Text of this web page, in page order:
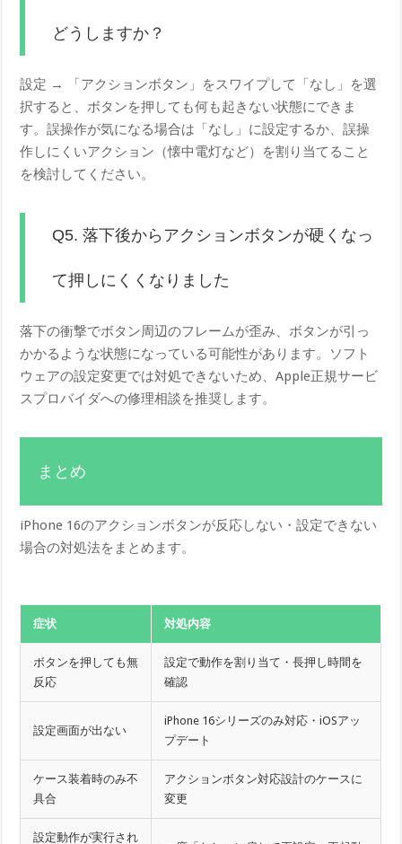
どうしますか？
設定 → 「アクションボタン」をスワイプして「なし」を選
択すると、ボタンを押しても何も起きない状態にできま
す。誤操作が気になる場合は「なし」に設定するか、誤操
作しにくいアクション（懐中電灯など）を割り当てること
を検討してください。
Q5. 落下後からアクションボタンが硬くなっ
て押しにくくなりました
落下の衝撃でボタン周辺のフレームが歪み、ボタンが引っ
かかるような状態になっている可能性があります。ソフト
ウェアの設定変更では対処できないため、Apple正規サービ
スプロバイダへの修理相談を推奨します。
まとめ
iPhone 16のアクションボタンが反応しない・設定できない
場合の対処法をまとめます。
症状 対処内容
ボタンを押しても無
反応
設定で動作を割り当て・長押し時間を
確認
設定画面が出ない
iPhone 16シリーズのみ対応・iOSアッ
プデート
ケース装着時のみ不
具合
アクションボタン対応設計のケースに
変更
設定動作が実行され